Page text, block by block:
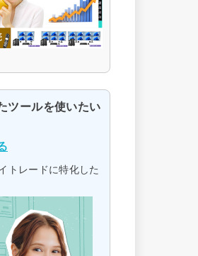
ツールを使いたい
トレードに特化した